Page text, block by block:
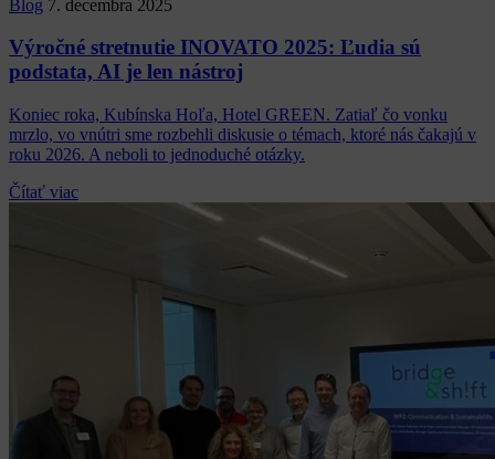
Blog 7. decembra 2025
Výročné stretnutie INOVATO 2025: Ľudia sú
podstata, AI je len nástroj
Koniec roka, Kubínska Hoľa, Hotel GREEN. Zatiaľ čo vonku
mrzlo, vo vnútri sme rozbehli diskusie o témach, ktoré nás čakajú v
roku 2026. A neboli to jednoduché otázky.
Čítať viac